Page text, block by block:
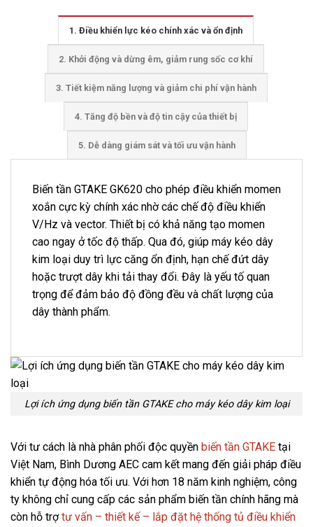
1. Điều khiển lực kéo chính xác và ổn định
2. Khởi động và dừng êm, giảm rung sốc cơ khí
3. Tiết kiệm năng lượng và giảm chi phí vận hành
4. Tăng độ bền và độ tin cậy của thiết bị
5. Dễ dàng giám sát và tối ưu vận hành
Biến tần GTAKE GK620 cho phép điều khiển momen
xoắn cực kỳ chính xác nhờ các chế độ điều khiển
V/Hz và vector. Thiết bị có khả năng tạo momen
cao ngay ở tốc độ thấp. Qua đó, giúp máy kéo dây
kim loại duy trì lực căng ổn định, hạn chế đứt dây
hoặc trượt dây khi tải thay đổi. Đây là yếu tố quan
trọng để đảm bảo độ đồng đều và chất lượng của
dây thành phẩm.
Lợi ích ứng dụng biến tần GTAKE cho máy kéo dây kim loại
Với tư cách là nhà phân phối độc quyền biến tần GTAKE tại
Việt Nam, Bình Dương AEC cam kết mang đến giải pháp điều
khiển tự động hóa tối ưu. Với hơn 18 năm kinh nghiệm, công
ty không chỉ cung cấp các sản phẩm biến tần chính hãng mà
còn hỗ trợtư vấn – thiết kế – lắp đặt hệ thống tủ điều khiển